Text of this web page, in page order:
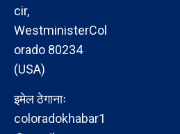
cir,
WestministerCol
orado 80234
(USA)
इमेल ठेगानाः
coloradokhabar1